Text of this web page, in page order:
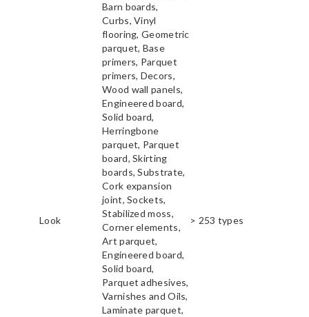
Look
Barn boards,
Curbs, Vinyl
flooring, Geometric
parquet, Base
primers, Parquet
primers, Decors,
Wood wall panels,
Engineered board,
Solid board,
Herringbone
parquet, Parquet
board, Skirting
boards, Substrate,
Cork expansion
joint, Sockets,
Stabilized moss,
Corner elements,
Art parquet,
Engineered board,
Solid board,
Parquet adhesives,
Varnishes and Oils,
Laminate parquet,
> 253 types